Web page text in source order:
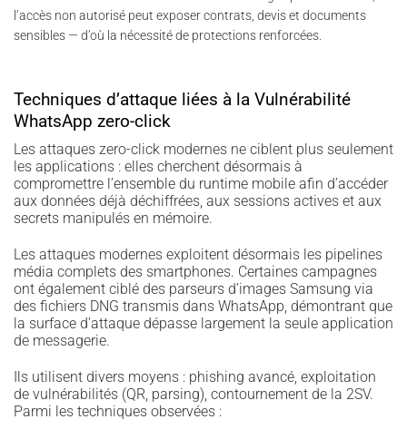
l’accès non autorisé peut exposer contrats, devis et documents
sensibles — d’où la nécessité de protections renforcées.
Techniques d’attaque liées à la Vulnérabilité
WhatsApp zero-click
Les attaques zero-click modernes ne ciblent plus seulement
les applications : elles cherchent désormais à
compromettre l’ensemble du runtime mobile afin d’accéder
aux données déjà déchiffrées, aux sessions actives et aux
secrets manipulés en mémoire.
Les attaques modernes exploitent désormais les pipelines
média complets des smartphones. Certaines campagnes
ont également ciblé des parseurs d’images Samsung via
des fichiers DNG transmis dans WhatsApp, démontrant que
la surface d’attaque dépasse largement la seule application
de messagerie.
Ils utilisent divers moyens : phishing avancé, exploitation
de vulnérabilités (QR, parsing), contournement de la 2SV.
Parmi les techniques observées :